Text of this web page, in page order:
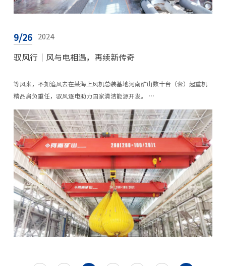
9/26 2024
驭风行｜风与电相遇，再续新传奇
等风来，不如追风去在某海上风机总装基地河南矿山数十台（套）起重机
精品肩负重任，驭风逐电助力国家清洁能源开发。 …